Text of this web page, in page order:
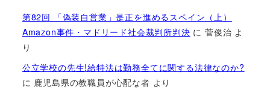
第82回 「偽装自営業」是正を進めるスペイン（上）
Amazon事件・マドリード社会裁判所判決 に菅俊治 よ
り
公立学校の先生!給特法は勤務全てに関する法律なのか?
に 鹿児島県の教職員が心配な者 より